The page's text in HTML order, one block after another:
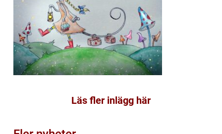
Läs fler inlägg här